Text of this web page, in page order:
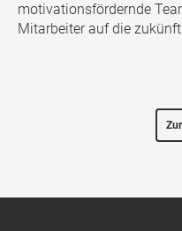
motivationsfördernde
Mitarbeiter auf die